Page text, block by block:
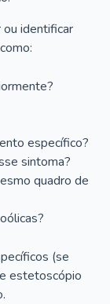
ou identificar
específico?
sintoma?
quadro de
(se
estetoscópio